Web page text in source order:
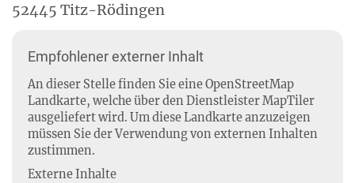
52445 Titz-Rödingen
Empfohlener externer Inhalt
An dieser Stelle finden Sie eine OpenStreetMap
Landkarte, welche über den Dienstleister MapTiler
ausgeliefert wird. Um diese Landkarte anzuzeigen
müssen Sie der Verwendung von externen Inhalten
zustimmen.
Externe Inhalte